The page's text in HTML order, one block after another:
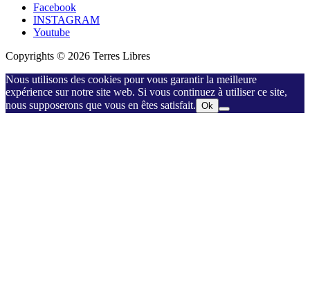
Facebook
INSTAGRAM
Youtube
Copyrights © 2026 Terres Libres
Nous utilisons des cookies pour vous garantir la meilleure
expérience sur notre site web. Si vous continuez à utiliser ce site,
nous supposerons que vous en êtes satisfait. Ok